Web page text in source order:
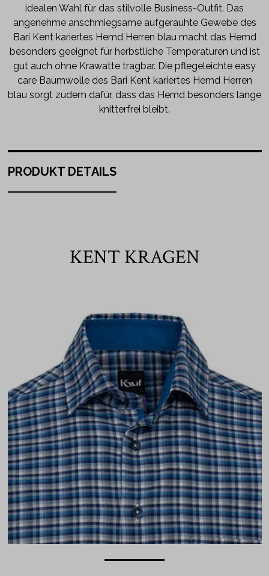
idealen Wahl für das stilvolle Business-Outfit. Das
angenehme anschmiegsame aufgerauhte Gewebe des
Bari Kent kariertes Hemd Herren blau macht das Hemd
besonders geeignet für herbstliche Temperaturen und ist
gut auch ohne Krawatte tragbar. Die pflegeleichte easy
care Baumwolle des Bari Kent kariertes Hemd Herren
blau sorgt zudem dafür, dass das Hemd besonders lange
knitterfrei bleibt.
PRODUKT DETAILS
KENT KRAGEN